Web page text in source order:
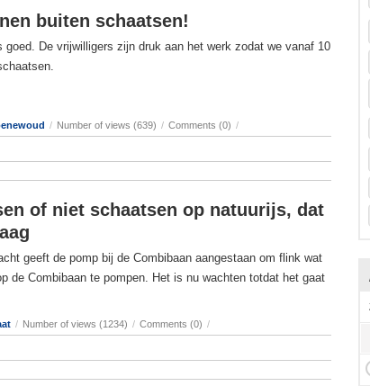
buiten schaatsen!
goed. De vrijwilligers zijn druk aan het werk zodat we vanaf 10
/ Number of views (639) / Comments (0) /
of niet schaatsen op natuurijs, dat
geeft de pomp bij de Combibaan aangestaan om flink wat
de Combibaan te pompen. Het is nu wachten totdat het gaat
/ Number of views (1234) / Comments (0) /